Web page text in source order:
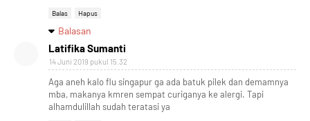
Balas Hapus
Balasan
Latifika Sumanti
14 Juni 2019 pukul 15.32
Aga aneh kalo flu singapur ga ada batuk pilek dan demamnya
mba, makanya kmren sempat curiganya ke alergi. Tapi
alhamdulillah sudah teratasi ya